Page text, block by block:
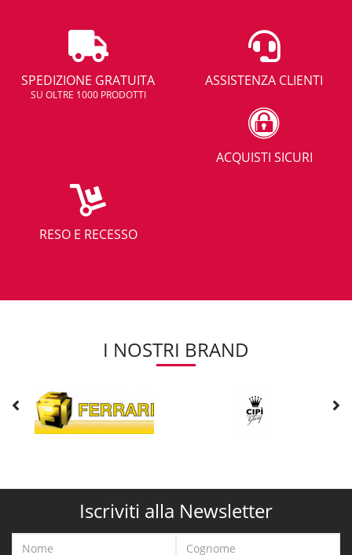
SPEDIZIONE GRATUITA
SU OLTRE 1000 PRODOTTI
ASSISTENZA CLIENTI
ACQUISTI SICURI
RESO E RECESSO
I NOSTRI BRAND
Iscriviti alla Newsletter